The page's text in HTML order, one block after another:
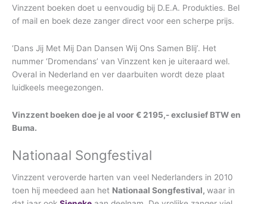
Vinzzent boeken doet u eenvoudig bij D.E.A. Produkties. Bel
of mail en boek deze zanger direct voor een scherpe prijs.
‘Dans Jij Met Mij Dan Dansen Wij Ons Samen Blij’. Het
nummer ‘Dromendans’ van Vinzzent ken je uiteraard wel.
Overal in Nederland en ver daarbuiten wordt deze plaat
luidkeels meegezongen.
Vinzzent boeken doe je al voor € 2195,- exclusief BTW en
Buma.
Nationaal Songfestival
Vinzzent veroverde harten van veel Nederlanders in 2010
toen hij meedeed aan het Nationaal Songfestival, waar in